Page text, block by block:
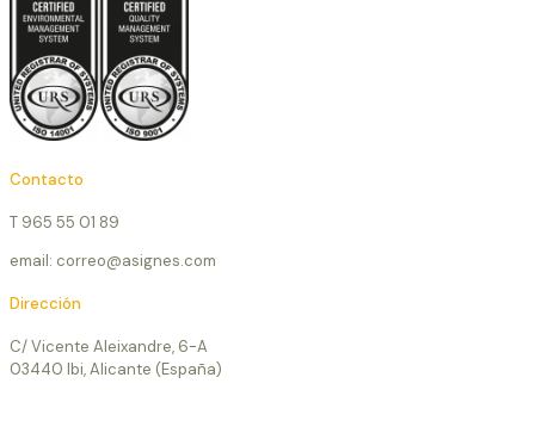
Contacto
T 965 55 01 89
email: correo@asignes.com
Dirección
C/ Vicente Aleixandre, 6-A
03440 Ibi, Alicante (España)